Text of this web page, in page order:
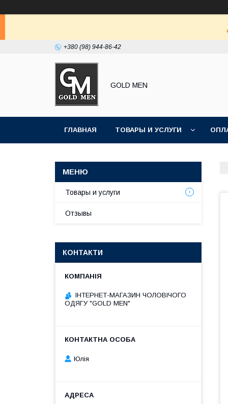
+380 (98) 944-86-42
GOLD MEN
ГЛАВНАЯ ТОВАРЫ И УСЛУГИ
Товары и услуги
Отзывы
КОНТАКТИ
ІНТЕРНЕТ-МАГАЗИН ЧОЛОВІЧОГО
ОДЯГУ "GOLD MEN"
Юлія